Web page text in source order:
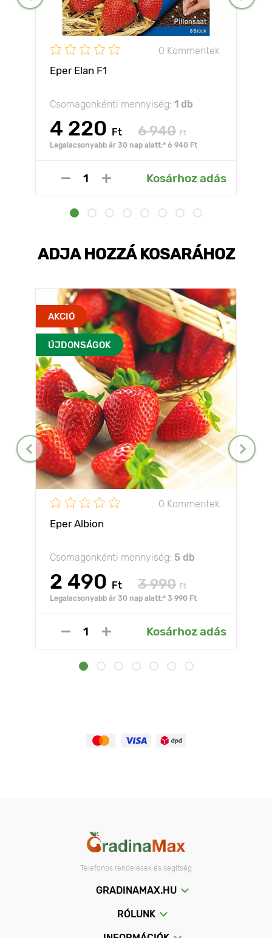
0 Kommentek
Eper Elan F1
Csomagonkénti mennyiség: 1 db
4 220 Ft 6 940 Ft
Legalacsonyabb ár 30 nap alatt:* 6 940 Ft
Kosárhoz adás
ADJA HOZZÁ KOSARÁHOZ
AKCIÓ
ÚJDONSÁGOK
0 Kommentek
Eper Albion
Csomagonkénti mennyiség: 5 db
2 490 Ft 3 990 Ft
Legalacsonyabb ár 30 nap alatt:* 3 990 Ft
Kosárhoz adás
Telefonos rendelések és segítség
GRADINAMAX.HU
RÓLUNK